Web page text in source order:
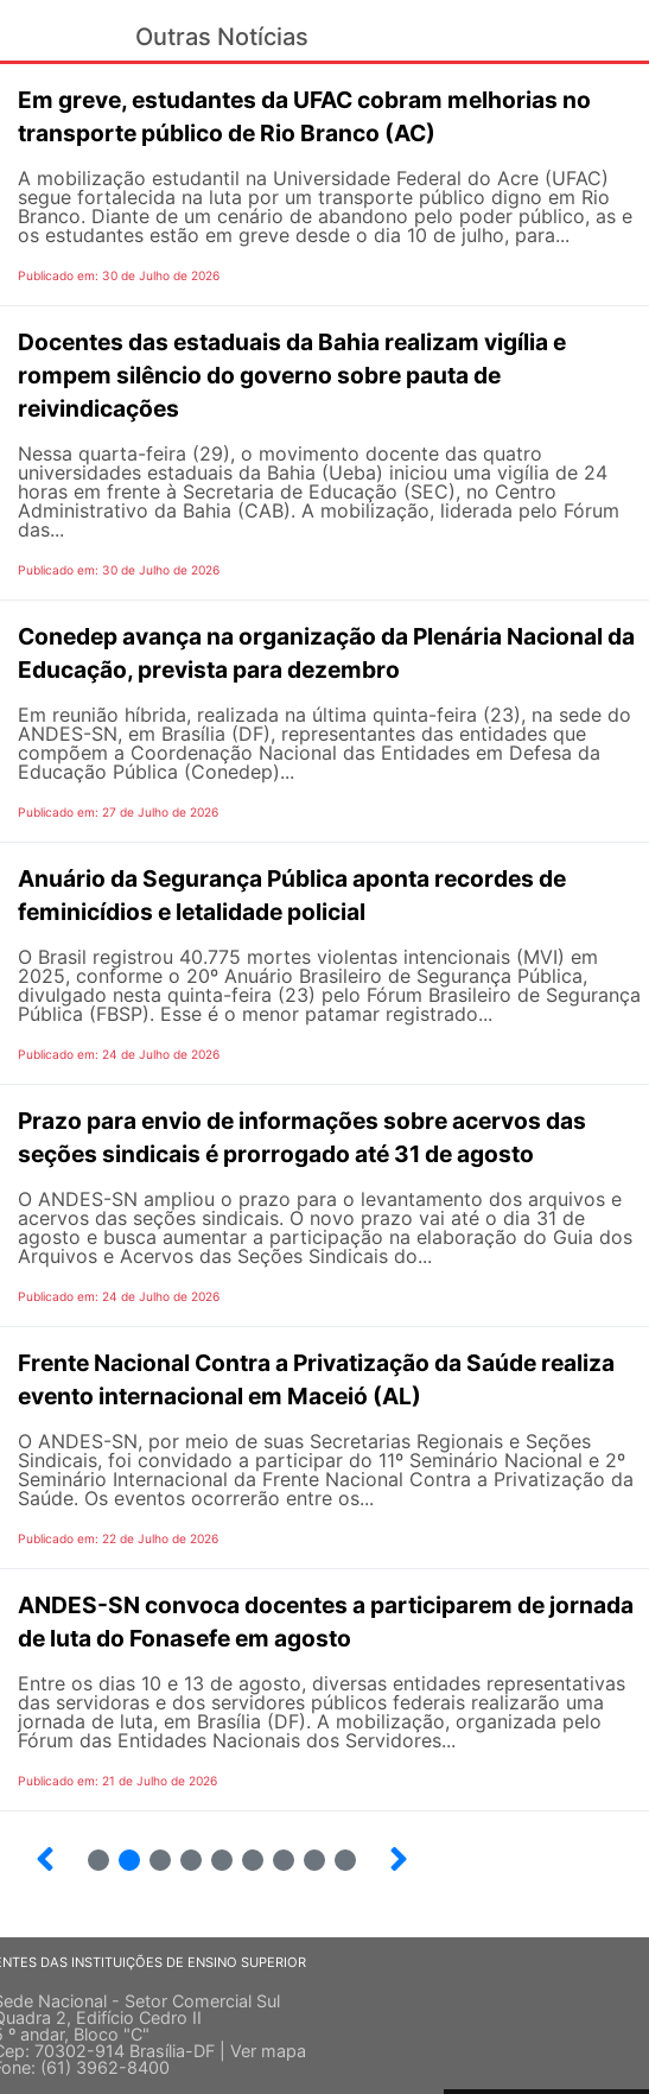
Outras Notícias
Em greve, estudantes da UFAC cobram melhorias no
transporte público de Rio Branco (AC)
A mobilização estudantil na Universidade Federal do Acre (UFAC)
segue fortalecida na luta por um transporte público digno em Rio
Branco. Diante de um cenário de abandono pelo poder público, as e
os estudantes estão em greve desde o dia 10 de julho, para...
Publicado em: 30 de Julho de 2026
Docentes das estaduais da Bahia realizam vigília e
rompem silêncio do governo sobre pauta de
reivindicações
Nessa quarta-feira (29), o movimento docente das quatro
universidades estaduais da Bahia (Ueba) iniciou uma vigília de 24
horas em frente à Secretaria de Educação (SEC), no Centro
Administrativo da Bahia (CAB). A mobilização, liderada pelo Fórum
das...
Publicado em: 30 de Julho de 2026
Conedep avança na organização da Plenária Nacional da
Educação, prevista para dezembro
Em reunião híbrida, realizada na última quinta-feira (23), na sede do
ANDES-SN, em Brasília (DF), representantes das entidades que
compõem a Coordenação Nacional das Entidades em Defesa da
Educação Pública (Conedep)...
Publicado em: 27 de Julho de 2026
Anuário da Segurança Pública aponta recordes de
feminicídios e letalidade policial
O Brasil registrou 40.775 mortes violentas intencionais (MVI) em
2025, conforme o 20º Anuário Brasileiro de Segurança Pública,
divulgado nesta quinta-feira (23) pelo Fórum Brasileiro de Segurança
Pública (FBSP). Esse é o menor patamar registrado...
Publicado em: 24 de Julho de 2026
Prazo para envio de informações sobre acervos das
seções sindicais é prorrogado até 31 de agosto
O ANDES-SN ampliou o prazo para o levantamento dos arquivos e
acervos das seções sindicais. O novo prazo vai até o dia 31 de
agosto e busca aumentar a participação na elaboração do Guia dos
Arquivos e Acervos das Seções Sindicais do...
Publicado em: 24 de Julho de 2026
Frente Nacional Contra a Privatização da Saúde realiza
evento internacional em Maceió (AL)
O ANDES-SN, por meio de suas Secretarias Regionais e Seções
Sindicais, foi convidado a participar do 11º Seminário Nacional e 2º
Seminário Internacional da Frente Nacional Contra a Privatização da
Saúde. Os eventos ocorrerão entre os...
Publicado em: 22 de Julho de 2026
ANDES-SN convoca docentes a participarem de jornada
de luta do Fonasefe em agosto
Entre os dias 10 e 13 de agosto, diversas entidades representativas
das servidoras e dos servidores públicos federais realizarão uma
jornada de luta, em Brasília (DF). A mobilização, organizada pelo
Fórum das Entidades Nacionais dos Servidores...
Publicado em: 21 de Julho de 2026
DAS INSTITUIÇÕES DE ENSINO SUPERIOR
Nacional - Setor Comercial Sul
2, Edifício Cedro II
º andar, Bloco "C"
70302-914 Brasília-DF | Ver mapa
(61) 3962-8400